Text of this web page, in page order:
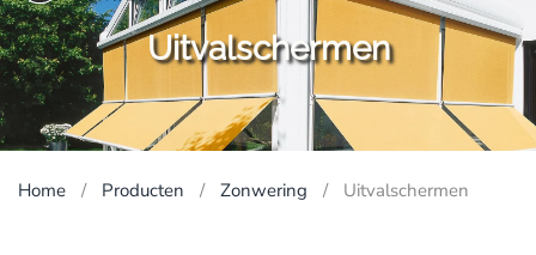
Uitvalschermen
Home Producten Zonwering Uitvalschermen